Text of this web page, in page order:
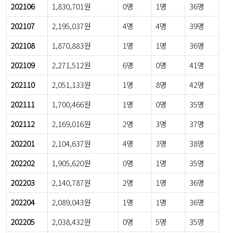
202106
1,830,701원 0명 1명
36명
202107
2,195,037원 4명 4명
39명
202108
1,870,883원 1명 1명
36명
202109
2,271,512원 6명 0명
41명
202110
2,051,133원 1명 8명
42명
202111
1,700,466원 1명 0명
35명
202112
2,169,016원 2명 3명
37명
202201
2,104,637원 4명 3명
38명
202202
1,905,620원 0명 1명
35명
202203
2,140,787원 2명 1명
36명
202204
2,089,043원 1명 1명
36명
202205
2,038,432원 0명 5명
35명